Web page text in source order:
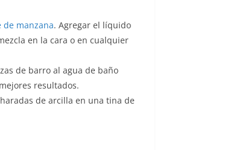
de manzana. Agregar el líquido
en la cara o en cualquier
de barro al agua de baño
resultados.
de arcilla en una tina de